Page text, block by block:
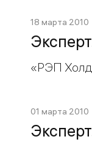
18 марта 2010
«РЭП
01 марта 2010